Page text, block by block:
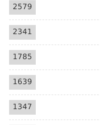
2579
2341
1785
1639
1347